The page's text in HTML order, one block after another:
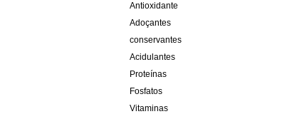
Antioxidante
Adoçantes
conservantes
Acidulantes
Proteínas
Fosfatos
Vitaminas